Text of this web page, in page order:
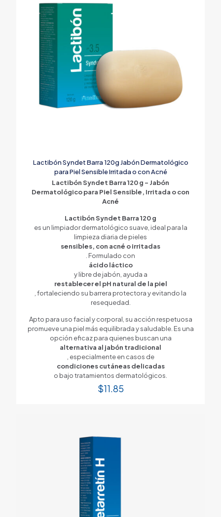
Lactibón Syndet Barra 120g Jabón Dermatológico
para Piel Sensible Irritada o con Acné
Lactibón Syndet Barra 120 g – Jabón
Dermatológico para Piel Sensible, Irritada o con
Acné
Lactibón Syndet Barra 120 g
es un limpiador dermatológico suave, ideal para la
limpieza diaria de pieles
sensibles, con acné o irritadas
. Formulado con
ácido láctico
y libre de jabón, ayuda a
restablecer el pH natural de la piel
, fortaleciendo su barrera protectora y evitando la
resequedad.
Apto para uso facial y corporal, su acción respetuosa
promueve una piel más equilibrada y saludable. Es una
opción eficaz para quienes buscan una
alternativa al jabón tradicional
, especialmente en casos de
condiciones cutáneas delicadas
o bajo tratamientos dermatológicos.
$11.85